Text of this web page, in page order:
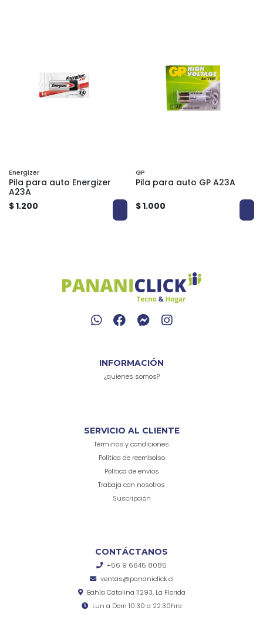
Energizer
Pila para auto Energizer
A23A
$ 1.200
GP
Pila para auto GP A23A
$ 1.000
INFORMACIÓN
¿quienes somos?
SERVICIO AL CLIENTE
Términos y condiciones
Política de reembolso
Política de envíos
Trabaja con nosotros
Suscripción
CONTÁCTANOS
+56 9 6645 8085
ventas@pananiclick.cl
Bahía Catalina 11293, La Florida
Lun a Dom 10:30 a 22:30hrs